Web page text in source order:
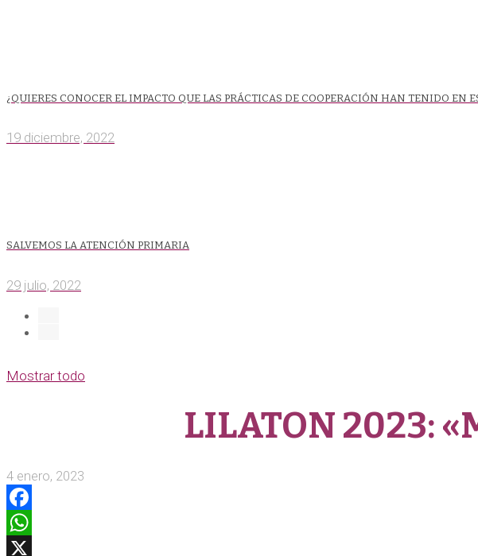
¿QUIERES CONOCER EL IMPACTO QUE LAS PRÁCTICAS DE COOPERACIÓN HAN TENIDO EN
19 diciembre, 2022
SALVEMOS LA ATENCIÓN PRIMARIA
29 julio, 2022
Mostrar todo
LILATON 2023:
4 enero, 2023
Facebook
WhatsApp